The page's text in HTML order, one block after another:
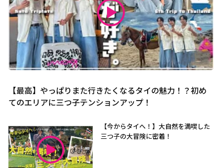
【最高】やっぱりまた行きたくなるタイの魅力！？初め
てのエリアに三つ子テンションアップ！
【今からタイへ！】大自然を満喫した
三つ子の大冒険に密着！